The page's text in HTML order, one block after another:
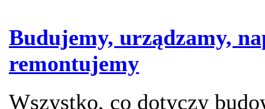
Budujemy, urządzamy,
remontujemy
Wszystko, co dotyczy